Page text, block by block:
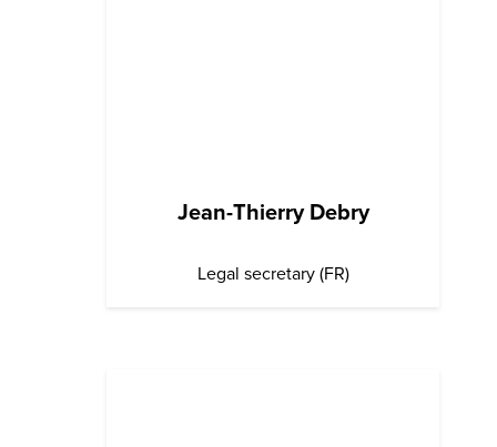
Jean-Thierry Debry
Legal secretary (FR)